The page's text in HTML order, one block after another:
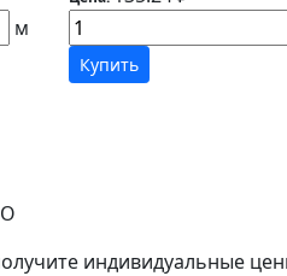
м
Купить
индивидуальные